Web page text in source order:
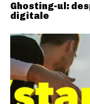
Ghosting-ul:
digitale